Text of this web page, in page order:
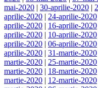
mai-2020 | 30-aprilie-2020 |
aprilie-2020 | 24-aprilie-2020
aprilie-2020 | 16-aprilie-2020
aprilie-2020 | 10-aprilie-2020
aprilie-2020 | 06-aprilie-2020
aprilie-2020 | 31-martie-2020
martie-2020 | 25-martie-2020
martie-2020 | 18-martie-2020
martie-2020 | 12-martie-2020